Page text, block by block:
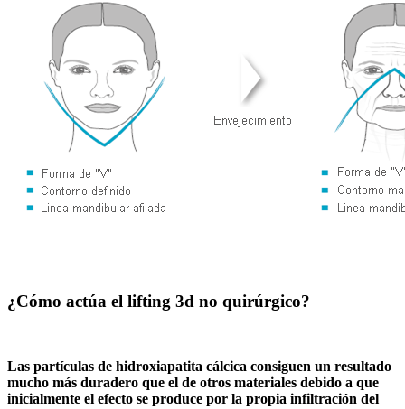
¿Cómo actúa el lifting 3d no quirúrgico?
Las partículas de hidroxiapatita cálcica consiguen un resultado
mucho más duradero que el de otros materiales debido a que
inicialmente el efecto se produce por la propia infiltración del